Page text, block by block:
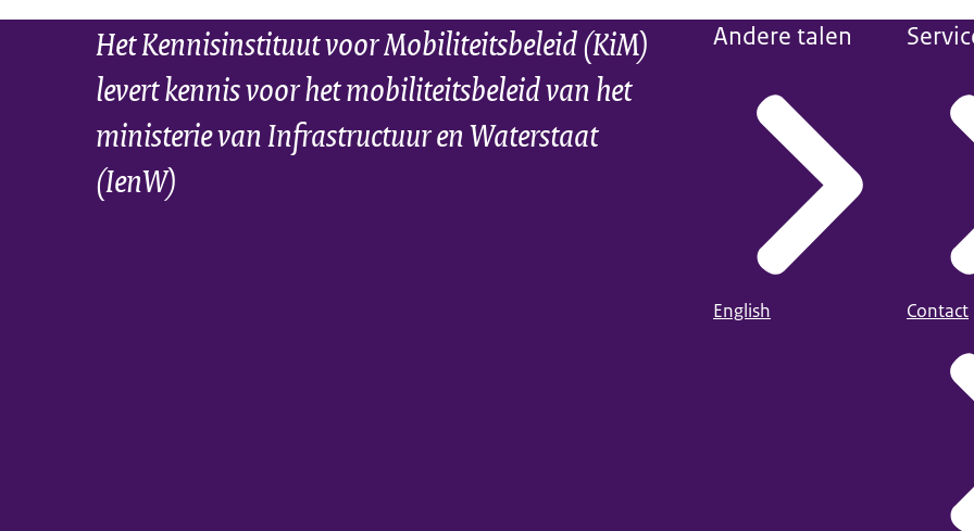
Het Kennisinstituut voor Mobiliteitsbeleid (KiM)
levert kennis voor het mobiliteitsbeleid van het
ministerie van Infrastructuur en Waterstaat
(IenW)
Andere talen
English Contact